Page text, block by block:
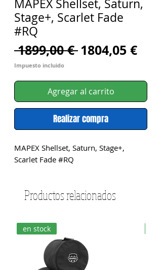
MAPEX Shellset, Saturn,
Stage+, Scarlet Fade
#RQ
1899,00 € Precio
1804,05 €
Impuesto incluido
Agregar al carrito
Realizar compra
MAPEX Shellset, Saturn, Stage+,
Scarlet Fade #RQ
Productos relacionados
en stock